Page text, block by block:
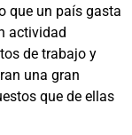
que un país gasta
actividad
de trabajo y
una gran
que de ellas